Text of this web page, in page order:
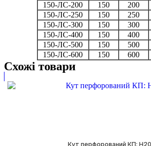
150-ЛС-200
150 200
150-ЛС-250
150 250
150-ЛС-300
150 300
150-ЛС-400
150 400
150-ЛС-500
150 500
150-ЛС-600
150 600
Схожі товари
Кут перфорований КП: